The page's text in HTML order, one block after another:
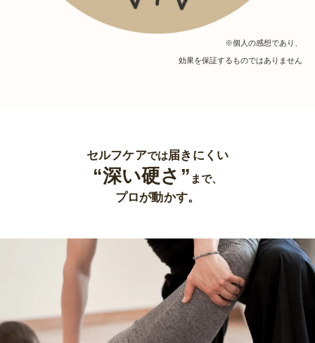
※個人の感想であり、
効果を保証するものではありません
セルフケアでは届きにくい
“深い硬さ” まで、
プロが動かす。